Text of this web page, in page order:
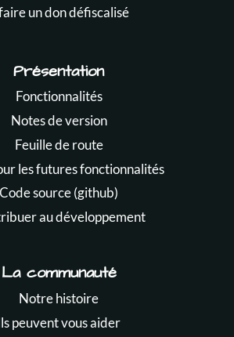
un don défiscalisé
Présentation
Fonctionnalités
Notes de version
Feuille de route
les futures fonctionnalités
Code source (github)
au développement
La communauté
Notre histoire
peuvent vous aider